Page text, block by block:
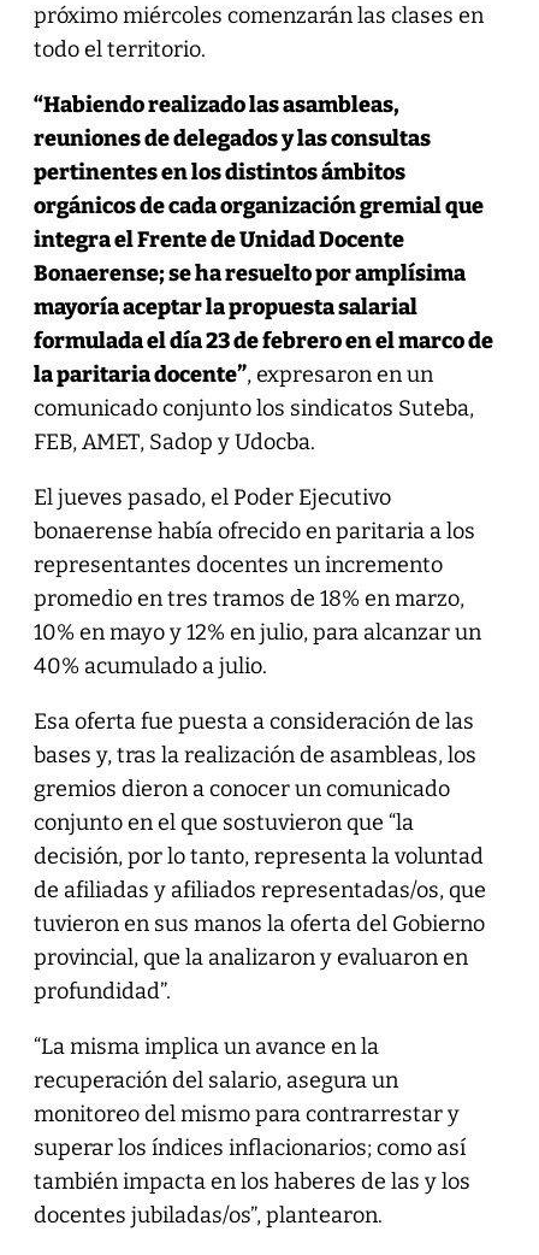
próximo miércoles comenzarán las clases en
todo el territorio.
“Habiendo realizado las asambleas,
reuniones de delegados y las consultas
pertinentes en los distintos ámbitos
orgánicos de cada organización gremial que
integra el Frente de Unidad Docente
Bonaerense; se ha resuelto por amplísima
mayoría aceptar la propuesta salarial
formulada el día 23 de febrero en el marco de
la paritaria docente”, expresaron en un
comunicado conjunto los sindicatos Suteba,
FEB, AMET, Sadop y Udocba.
El jueves pasado, el Poder Ejecutivo
bonaerense había ofrecido en paritaria a los
representantes docentes un incremento
promedio en tres tramos de 18% en marzo,
10% en mayo y 12% en julio, para alcanzar un
40% acumulado a julio.
Esa oferta fue puesta a consideración de las
bases y, tras la realización de asambleas, los
gremios dieron a conocer un comunicado
conjunto en el que sostuvieron que “la
decisión, por lo tanto, representa la voluntad
de afiliadas y afiliados representadas/os, que
tuvieron en sus manos la oferta del Gobierno
provincial, que la analizaron y evaluaron en
profundidad”.
“La misma implica un avance en la
recuperación del salario, asegura un
monitoreo del mismo para contrarrestar y
superar los índices inflacionarios; como así
también impacta en los haberes de las y los
docentes jubiladas/os”, plantearon.